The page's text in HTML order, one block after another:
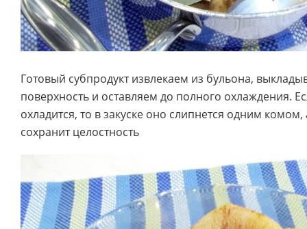
Готовый субпродукт извлекаем из бульона,
поверхность и оставляем до полного охлаждения.
охладится, то в закуске оно слипнется одним
сохранит целостность